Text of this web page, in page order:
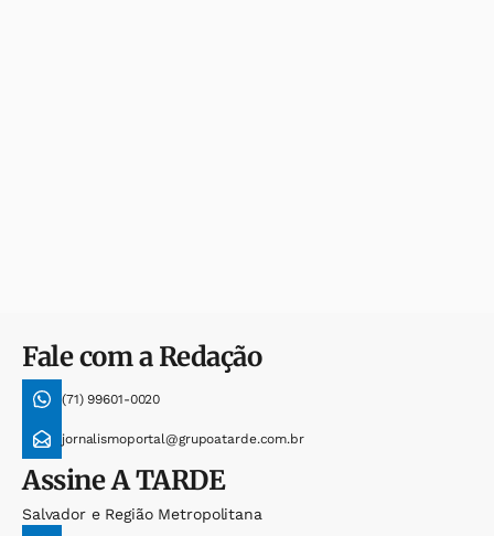
Fale com a Redação
(71) 99601-0020
jornalismoportal@grupoatarde.com.br
AssineA TARDE
Salvador e Região Metropolitana